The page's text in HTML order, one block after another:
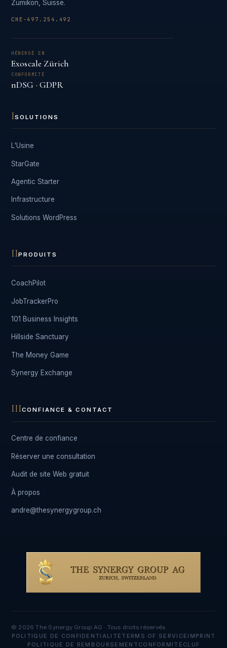
Zumikon, Suisse.
CHE-497.254.492
HÉBERGÉ EN
Exoscale Zürich
CONFORMITÉ
nDSG · GDPR
ISOLUTIONS
L'Usine
StarGate
Agentic Starter
Infrastructure
Solutions WordPress
IIPRODUITS
CoachPilot
JobTrackerPro
101 Business Insights
Hillside Sanctuary
The Money Game
Synergy Exchange
IIICONFIANCE & CONTACT
Centre de confiance
Réserver une consultation
Audit de site Web gratuit
À propos
andre@thesynergygroup.ch
© 2026 The Synergy Group AG · Tous droits réservés.
POLITIQUE DE CONFIDENTIALITÉ TERMS OF SERVICE IMPRINT
POLITIQUE DE REMBOURSEMENT CONFORMITÉ CLUF